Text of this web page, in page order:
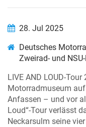
28. Jul 2025
Deutsches
Zweirad- und
LIVE AND LOUD-
Motorradmuseum
Anfassen – und vor
Loud“-Tour verlässt
Neckarsulm seine